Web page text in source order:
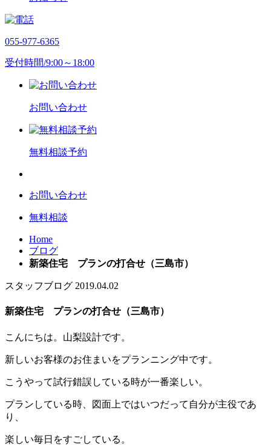
055-977-6365
受付時間/9:00～18:00
お問い合わせ
無料相談予約
お問い合わせ
無料相談
Home
ブログ
新築住宅 プランの打合せ（三島市）
スタッフブログ 2019.04.02
新築住宅 プランの打合せ（三島市）
こんにちは。山梨設計です。
新しいお客様のお住まいをプランニング中です。
こうやって試行錯誤している時が一番楽しい。
プランしている時、図面上ではいつだって自分が主役であ
り、
楽しい毎日をすごしている。